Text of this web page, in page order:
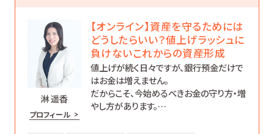
淋 遥香
プロフィール
【オンライン】資産を守るためには
どうしたらいい？値上げラッシュに
負けないこれからの資産形成
値上げが続く日々ですが、銀行預金だけで
はお金は増えません。
だからこそ、今始めるべきお金の守り方・増
やし方があります。
産形成について丁寧にお伝えします。